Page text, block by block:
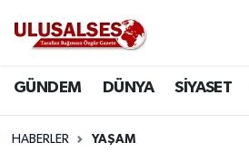
GÜNDEM DÜNYA SİYASET
HABERLER YAŞAM
DÜNYA
Trafik Durumu